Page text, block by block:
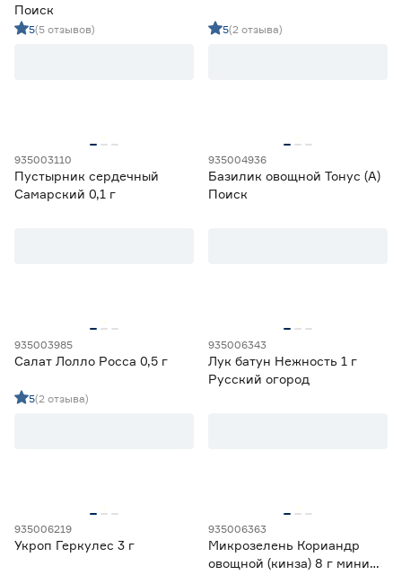
Поиск
5(5 отзывов) 5(2 отзыва)
935003110
Пустырник сердечный
Самарский 0,1 г
935004936
Базилик овощной Тонус (А)
Поиск
935003985
Салат Лолло Росса 0,5 г
5(2 отзыва)
935006343
Лук батун Нежность 1 г
Русский огород
935006219
Укроп Геркулес 3 г
935006363
Микрозелень Кориандр
овощной (кинза) 8 г мини